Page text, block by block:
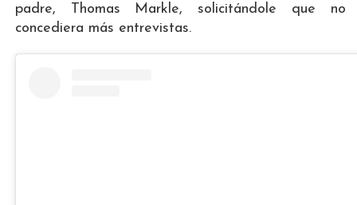
padre, Thomas Markle, solicitándole que no
concediera más entrevistas.